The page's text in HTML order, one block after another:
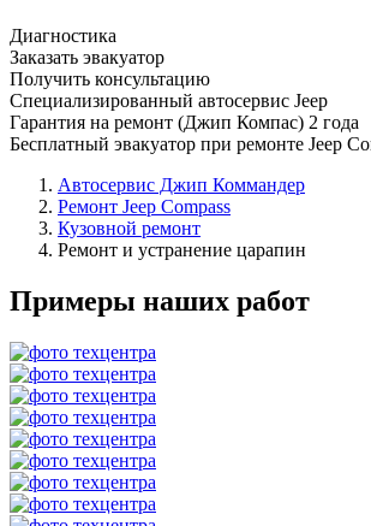
Диагностика
Заказать эвакуатор
Получить консультацию
Специализированный автосервис Jeep
Гарантия на ремонт (Джип Компас) 2 года
Бесплатный эвакуатор при ремонте Jeep
Автосервис Джип Коммандер
Ремонт Jeep Compass
Кузовной ремонт
Ремонт и устранение царапин
Примеры наших работ